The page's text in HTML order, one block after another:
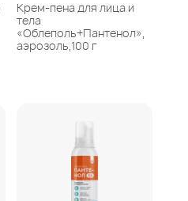
Крем-пена для лица и
тела
«Облеполь+Пантенол»,
аэрозоль,100 г